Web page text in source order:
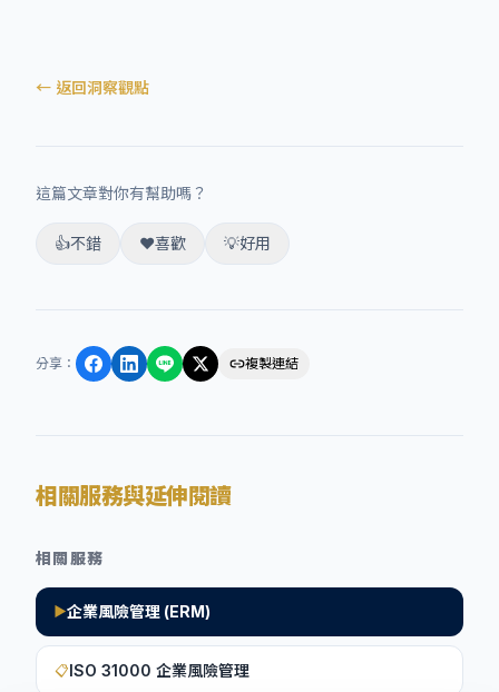
← 返回洞察觀點
這篇文章對你有幫助嗎？
👍不錯 ❤️喜歡 💡好用
分享 ： 複製連結
相關服務與延伸閱讀
相關服務
▶企業風險管理 (ERM)
📋ISO 31000 企業風險管理